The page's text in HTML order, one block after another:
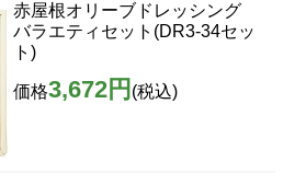
赤屋根オリーブドレッシング
バラエティセット(DR3-34セッ
ト)
価格3,672円 (税込)